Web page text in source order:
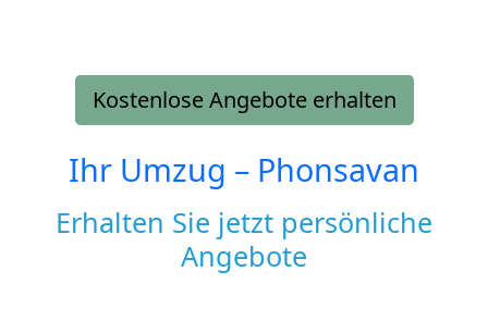
Kostenlose Angebote erhalten
Ihr Umzug – Phonsavan
Erhalten Sie jetzt persönliche
Angebote